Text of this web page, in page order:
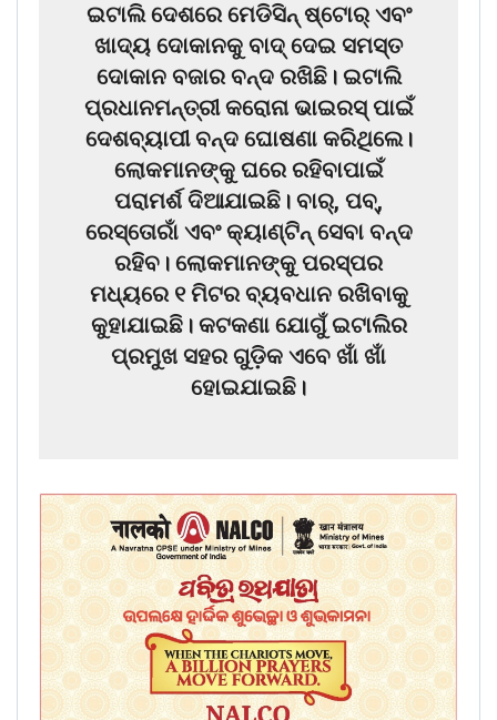
ଇଟାଲି ଦେଶରେ ମେଡିସିନ୍‌ ଷ୍ଟୋର୍‌ ଏବଂ
ଖାଦ୍ୟ ଦୋକାନକୁ ବାଦ୍‌ ଦେଇ ସମସ୍ତ
ଦୋକାନ ବଜାର ବନ୍ଦ ରଖିଛି। ଇଟାଲି
ପ୍ରଧା‌ନମନ୍ତ୍ରୀ କରୋନା ଭାଇରସ୍‌ ପାଇଁ
ଦେଶବ୍ୟାପୀ ବନ୍ଦ ଘୋଷଣା କରିଥିଲେ।
ଲୋକମାନଙ୍କୁ ଘରେ ରହିବାପାଇଁ
ପରାମର୍ଶ ଦିଆଯାଇଛି। ବାର୍‌, ପବ୍‌,
ରେସ୍ତୋରାଁ ଏବଂ କ୍ୟାଣ୍ଟିନ୍‌ ସେବା ବନ୍ଦ
ରହିବ। ଲୋକମାନଙ୍କୁ ପରସ୍ପର
ମଧ୍ୟରେ ୧ ମିଟର ବ୍ୟବଧାନ ରଖିବାକୁ
କୁହାଯାଇଛି। କଟକଣା ଯୋଗୁଁ ଇଟାଲିର
ପ୍ରମୁଖ ସହର ଗୁଡ଼ିକ ଏବେ ଖାଁ ଖାଁ
ହୋଇଯାଇଛି।